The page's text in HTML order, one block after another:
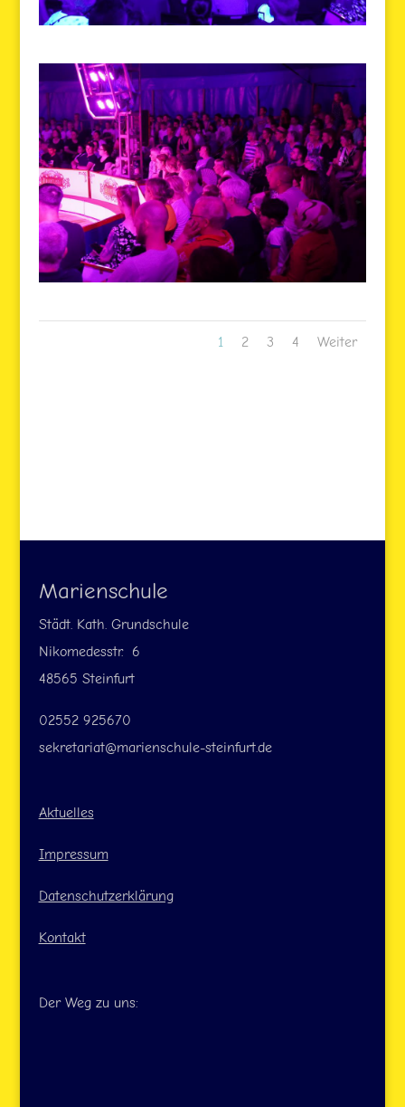
1 2 3 4 Weiter
Marienschule
Städt. Kath. Grundschule
Nikomedesstr. 6
48565 Steinfurt
02552 925670
sekretariat@marienschule-steinfurt.de
Aktuelles
Impressum
Datenschutzerklärung
Kontakt
Der Weg zu uns: